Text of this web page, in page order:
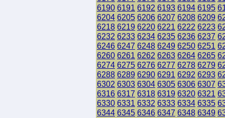
6190 6191 6192 6193 6194 6195
6204 6205 6206 6207 6208 6209
6218 6219 6220 6221 6222 6223
6232 6233 6234 6235 6236 6237
6246 6247 6248 6249 6250 6251
6260 6261 6262 6263 6264 6265
6274 6275 6276 6277 6278 6279
6288 6289 6290 6291 6292 6293
6302 6303 6304 6305 6306 6307
6316 6317 6318 6319 6320 6321
6330 6331 6332 6333 6334 6335
6344 6345 6346 6347 6348 6349